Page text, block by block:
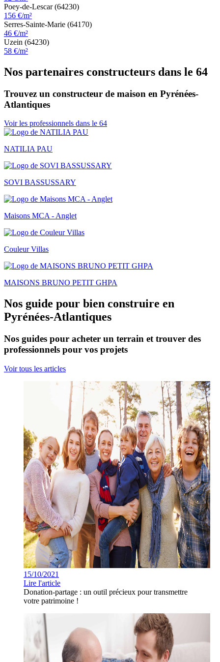
Poey-de-Lescar (64230)
156 €/m²
Serres-Sainte-Marie (64170)
46 €/m²
Uzein (64230)
58 €/m²
Nos partenaires constructeurs dans le 64
Trouvez un constructeur de maison en Pyrénées-
Atlantiques
Voir les professionnels dans le 64
NATILIA PAU
SOVI BASSUSSARY
Maisons MCA - Anglet
Couleur Villas
MAISONS BRUNO PETIT GHPA
Nos guide pour bien construire en
Pyrénées-Atlantiques
Nos guides pour acheter un terrain et trouver des
professionnels pour vos projets
Voir tous les articles
15/10/2021
Lire l'article
Donation-partage : un outil précieux pour transmettre
votre patrimoine !